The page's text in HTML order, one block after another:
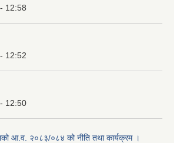
12:58
12:52
12:50
आ.व. २०८३/०८४ को नीति तथा कार्यक्रम ।